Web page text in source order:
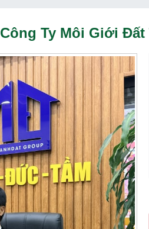
Công Ty Môi Giới Đất